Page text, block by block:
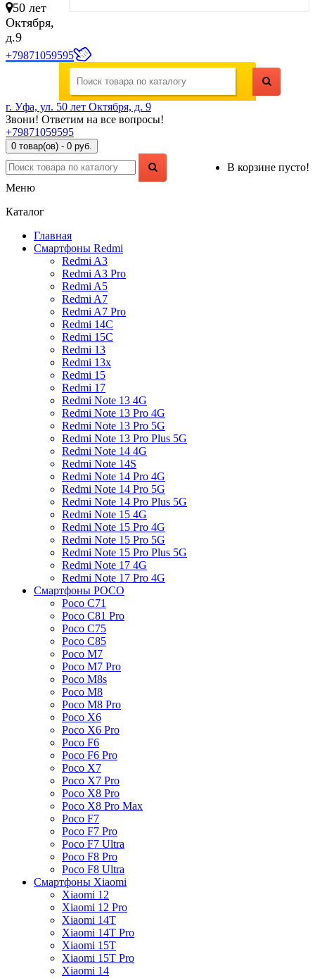
50 лет
Октября,
д.9
+79871059595
г. Уфа, ул. 50 лет Октября, д. 9
Звони! Ответим на все вопросы!
+79871059595
0 товар(ов) - 0 руб.
В корзине пусто!
Меню
Каталог
Главная
Смартфоны Redmi
Redmi A3
Redmi A3 Pro
Redmi A5
Redmi A7
Redmi A7 Pro
Redmi 14C
Redmi 15C
Redmi 13
Redmi 13x
Redmi 15
Redmi 17
Redmi Note 13 4G
Redmi Note 13 Pro 4G
Redmi Note 13 Pro 5G
Redmi Note 13 Pro Plus 5G
Redmi Note 14 4G
Redmi Note 14S
Redmi Note 14 Pro 4G
Redmi Note 14 Pro 5G
Redmi Note 14 Pro Plus 5G
Redmi Note 15 4G
Redmi Note 15 Pro 4G
Redmi Note 15 Pro 5G
Redmi Note 15 Pro Plus 5G
Redmi Note 17 4G
Redmi Note 17 Pro 4G
Смартфоны POCO
Poco C71
Poco C81 Pro
Poco C75
Poco C85
Poco M7
Poco M7 Pro
Poco M8s
Poco M8
Poco M8 Pro
Poco X6
Poco X6 Pro
Poco F6
Poco F6 Pro
Poco X7
Poco X7 Pro
Poco X8 Pro
Poco X8 Pro Max
Poco F7
Poco F7 Pro
Poco F7 Ultra
Poco F8 Pro
Poco F8 Ultra
Смартфоны Xiaomi
Xiaomi 12
Xiaomi 12 Pro
Xiaomi 14T
Xiaomi 14T Pro
Xiaomi 15T
Xiaomi 15T Pro
Xiaomi 14